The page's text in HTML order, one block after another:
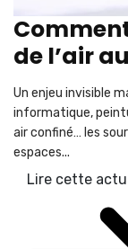
de l’air
Un enjeu invisible
informatique,
air confiné… les
espaces...
Lire cette